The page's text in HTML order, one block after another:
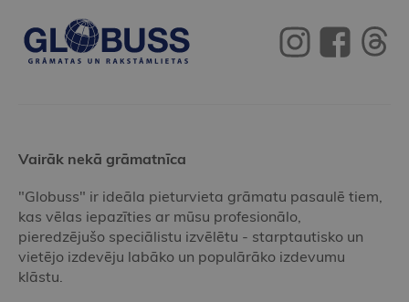
Vairāk nekā grāmatnīca
"Globuss" ir ideāla pieturvieta grāmatu pasaulē tiem,
kas vēlas iepazīties ar mūsu profesionālo,
pieredzējušo speciālistu izvēlētu - starptautisko un
vietējo izdevēju labāko un populārāko izdevumu
klāstu.